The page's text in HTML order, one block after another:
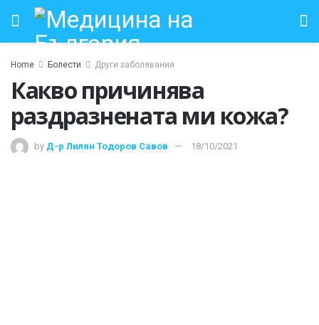
Home Болести Други заболявания
Какво причинява
раздразнената ми кожа?
by Д-р Лилян Тодоров Савов 18/10/2021